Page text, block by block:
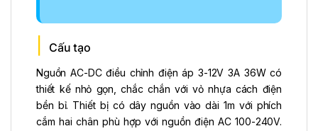
Cấu tạo
Nguồn AC-DC điều chỉnh điện áp 3-12V 3A 36W có
thiết kế nhỏ gọn, chắc chắn với vỏ nhựa cách điện
bền bỉ. Thiết bị có dây nguồn vào dài 1m với phích
cắm hai chân phù hợp với nguồn điện AC 100-240V.